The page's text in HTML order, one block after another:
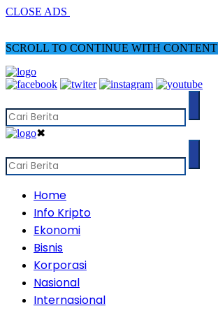
CLOSE ADS
SCROLL TO CONTINUE WITH CONTENT
✖
Home
Info Kripto
Ekonomi
Bisnis
Korporasi
Nasional
Internasional